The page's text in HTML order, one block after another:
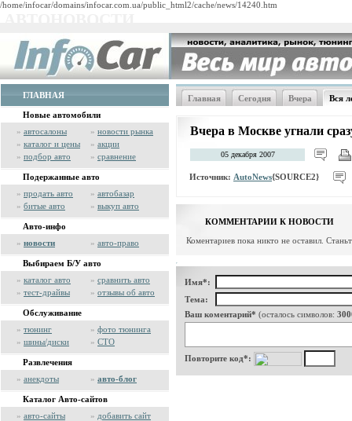
/home/infocar/domains/infocar.com.ua/public_html2/cache/news/14240.htm
ГЛАВНАЯ
Новые автомобили
» автосалоны » новости рынка
» каталог и цены » акции
» подбор авто » сравнение
Подержанные авто
» продать авто » автобазар
» битые авто » выкуп авто
Авто-инфо
» новости » авто-право
Выбираем Б/У авто
» каталог авто » сравнить авто
» тест-драйвы » отзывы об авто
Обслуживание
» тюнинг » фото тюнинга
» шины/диски » СТО
Развлечения
» анекдоты » авто-блог
Каталог Авто-сайтов
» авто-сайты » добавить сайт
Главная Сегодня Вчера Вся
Вчера в Москве угнали
05 декабря 2007
Источник: AutoNews{SOURCE2}
КОММЕНТАРИИ К НОВОСТИ
Коментариев пока никто не оставил.
Имя*:
Тема:
Ваш коментарий* (осталось символов:
Повторите код*: